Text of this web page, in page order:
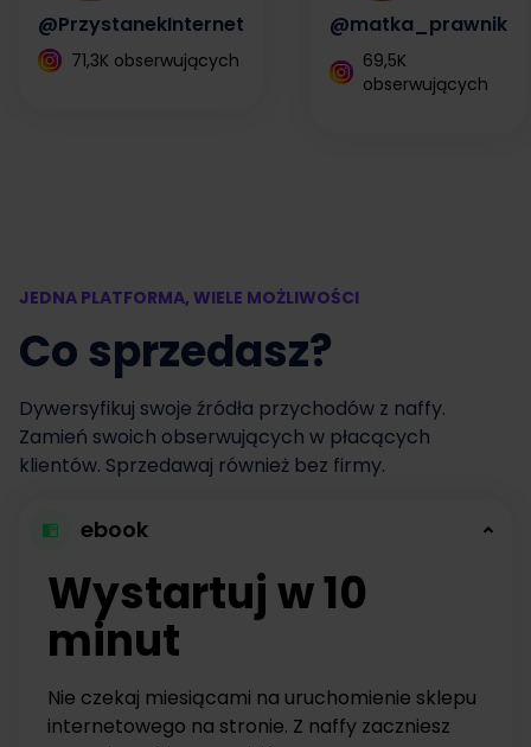
@PrzystanekInternet
71,3K obserwujących
@matka_prawnik
69,5K
obserwujących
JEDNA PLATFORMA, WIELE MOŻLIWOŚCI
Co sprzedasz?
Dywersyfikuj swoje źródła przychodów z naffy.
Zamień swoich obserwujących w płacących
klientów. Sprzedawaj również bez firmy.
ebook
Wystartuj w 10
minut
Nie czekaj miesiącami na uruchomienie sklepu
internetowego na stronie. Z naffy zaczniesz